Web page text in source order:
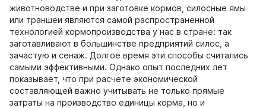
животноводстве и при заготовке кормов, силосные ямы
или траншеи являются самой распространенной
технологией кормопроизводства у нас в стране: так
заготавливают в большинстве предприятий силос, а
зачастую и сенаж. Долгое время эти способы считались
самыми эффективными. Однако опыт последних лет
показывает, что при расчете экономической
составляющей важно учитывать не только прямые
затраты на производство единицы корма, но и